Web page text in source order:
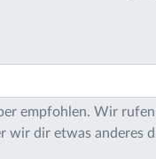
empfohlen. Wir
wir dir etwas anderes